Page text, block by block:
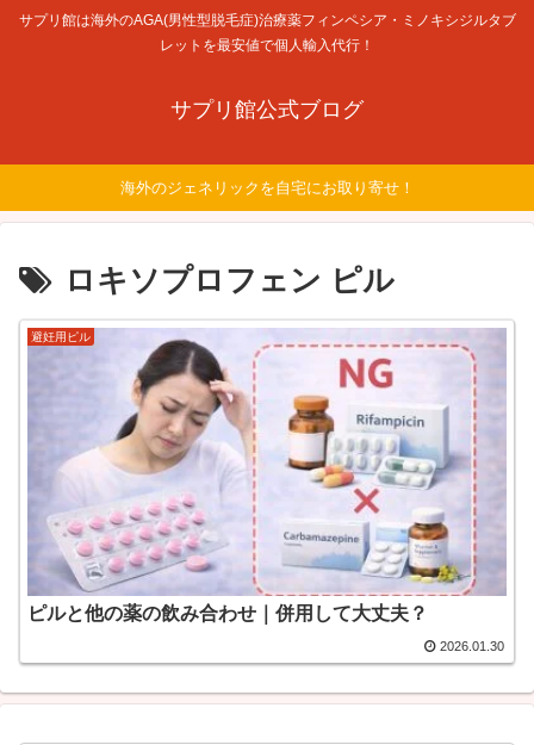
サプリ館は海外のAGA(男性型脱毛症)治療薬フィンペシア・ミノキシジルタブ
レットを最安値で個人輸入代行！
サプリ館公式ブログ
海外のジェネリックを自宅にお取り寄せ！
ロキソプロフェン ピル
避妊用ピル
ピルと他の薬の飲み合わせ｜併用して大丈夫？
2026.01.30